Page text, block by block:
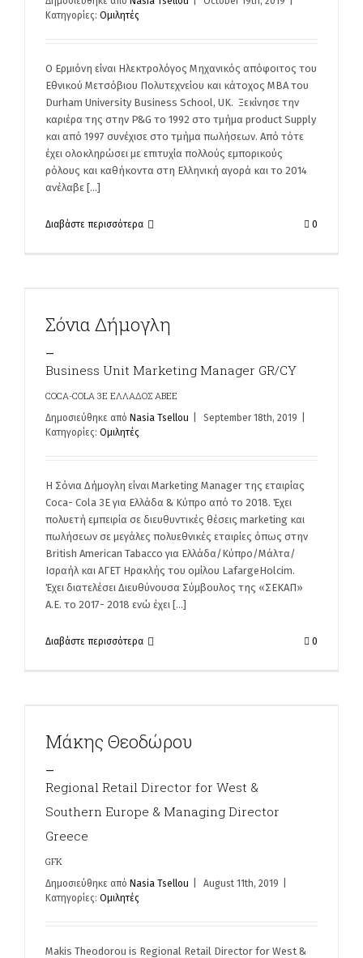
Κατηγορίες: Ομιλητές
Ο Ερμιόνη είναι Ηλεκτρολόγος Μηχανικός απόφοιτος του
Εθνικού Μετσόβιου Πολυτεχνείου και κάτοχος ΜΒΑ του
Durham University Business School, UK. Ξεκίνησε την
καριέρα της στην P&G το 1992 στο τμήμα product Supply
και από 1997 συνέχισε στο τμήμα πωλήσεων. Από τότε
έχει ολοκληρώσει με επιτυχία πολλούς εμπορικούς
ρόλους και καθήκοντα στη Ελληνική αγορά και το 2014
ανέλαβε [...]
Διαβάστε περισσότερα 0
Σόνια Δήμογλη
Business Unit Marketing Manager GR/CY
COCA-COLA 3Ε ΕΛΛΑΔΟΣ ΑΒΕΕ
Δημοσιεύθηκε από Nasia Tsellou September 18th, 2019
Κατηγορίες: Ομιλητές
Η Σόνια Δήμογλη είναι Marketing Manager της εταιρίας
Coca- Cola 3E για Ελλάδα & Κύπρο από το 2018. Έχει
πολυετή εμπειρία σε διευθυντικές θέσεις marketing και
πωλήσεων σε μεγάλες πολυεθνικές εταιρίες όπως στην
British American Tabacco για Ελλάδα/Κύπρο/Μάλτα/
Ισραήλ και ΑΓΕΤ Ηρακλής του ομίλου LafargeHolcim.
Έχει διατελέσει Διευθύνουσα Σύμβουλος της «ΣΕΚΑΠ»
Α.Ε. το 2017- 2018 ενώ έχει [...]
Διαβάστε περισσότερα 0
Μάκης Θεοδώρου
Regional Retail Director for West &
Southern Europe & Managing Director
Greece
GFK
Δημοσιεύθηκε από Nasia Tsellou August 11th, 2019
Κατηγορίες: Ομιλητές
Makis Theodorou is Regional Retail Director for West &